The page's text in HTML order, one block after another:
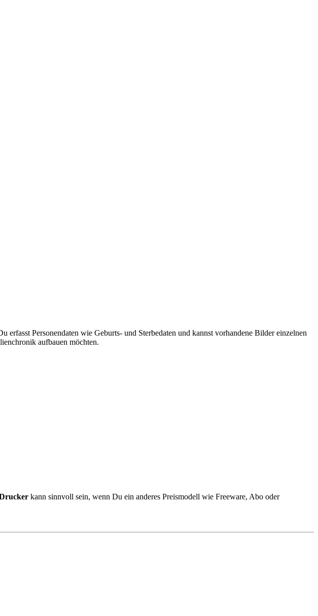
Personendaten wie Geburts- und Sterbedaten und kannst vorhandene Bilder einzelnen
aufbauen möchten.
kann sinnvoll sein, wenn Du ein anderes Preismodell wie Freeware, Abo oder